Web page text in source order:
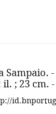
Sampaio.
; 23 cm.